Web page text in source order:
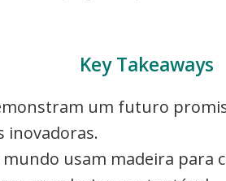
Key Takeaways
um futuro
inovadoras.
usam madeira para